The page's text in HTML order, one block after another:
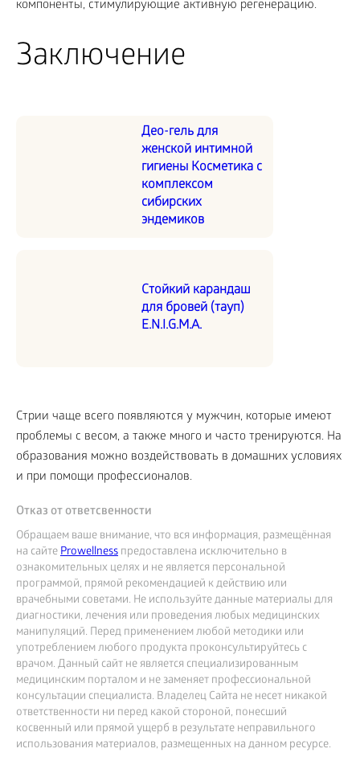
компоненты, стимулирующие активную регенерацию.
Заключение
Део-гель для
женской интимной
гигиены Косметика с
комплексом
сибирских
эндемиков
Стойкий карандаш
для бровей (тауп)
E.N.I.G.M.A.
Стрии чаще всего появляются у мужчин, которые имеют
проблемы с весом, а также много и часто тренируются. На
образования можно воздействовать в домашних условиях
и при помощи профессионалов.
Отказ от ответсвенности
Обращаем ваше внимание, что вся информация, размещённая
на сайтеProwellness предоставлена исключительно в
ознакомительных целях и не является персональной
программой, прямой рекомендацией к действию или
врачебными советами. Не используйте данные материалы для
диагностики, лечения или проведения любых медицинских
манипуляций. Перед применением любой методики или
употреблением любого продукта проконсультируйтесь с
врачом. Данный сайт не является специализированным
медицинским порталом и не заменяет профессиональной
консультации специалиста. Владелец Сайта не несет никакой
ответственности ни перед какой стороной, понесший
косвенный или прямой ущерб в результате неправильного
использования материалов, размещенных на данном ресурсе.